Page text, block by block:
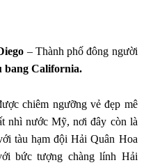
– Thành phố đông người
bang California.
chiêm ngưỡng vẻ đẹp mê
nhì nước Mỹ, nơi đây còn là
tàu hạm đội Hải Quân Hoa
bức tượng chàng lính Hải